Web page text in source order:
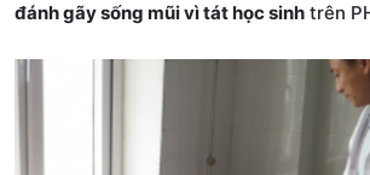
đánh gãy sống mũi vì tát học sinh trên